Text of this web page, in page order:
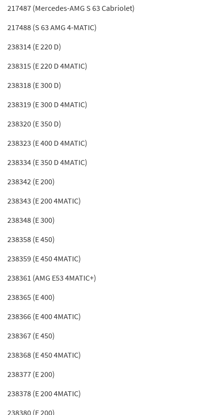
217487 (Mercedes-AMG S 63 Cabriolet)
217488 (S 63 AMG 4-MATIC)
238314 (E 220 D)
238315 (E 220 D 4MATIC)
238318 (E 300 D)
238319 (E 300 D 4MATIC)
238320 (E 350 D)
238323 (E 400 D 4MATIC)
238334 (E 350 D 4MATIC)
238342 (E 200)
238343 (E 200 4MATIC)
238348 (E 300)
238358 (E 450)
238359 (E 450 4MATIC)
238361 (AMG E53 4MATIC+)
238365 (E 400)
238366 (E 400 4MATIC)
238367 (E 450)
238368 (E 450 4MATIC)
238377 (E 200)
238378 (E 200 4MATIC)
238380 (E 200)